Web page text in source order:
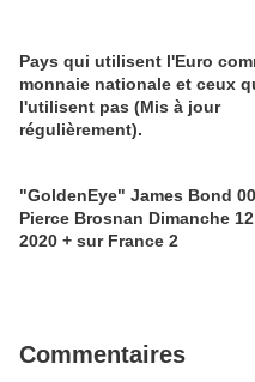
Pays qui utilisent l'Euro
monnaie nationale et ceux
l'utilisent pas (Mis à jour
régulièrement).
"GoldenEye" James Bond
Pierce Brosnan Dimanche
2020 + sur France 2
Commentaires